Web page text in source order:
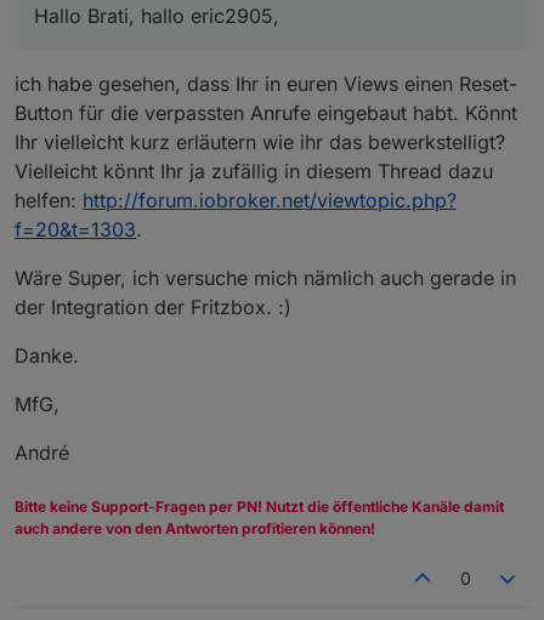
Hallo Brati, hallo eric2905,
ich habe gesehen, dass Ihr in euren Views einen Reset-
Button für die verpassten Anrufe eingebaut habt. Könnt
Ihr vielleicht kurz erläutern wie ihr das bewerkstelligt?
Vielleicht könnt Ihr ja zufällig in diesem Thread dazu
helfen: http://forum.iobroker.net/viewtopic.php?
f=20&t=1303.
Wäre Super, ich versuche mich nämlich auch gerade in
der Integration der Fritzbox. :)
Danke.
MfG,
André
Bitte keine Support-Fragen per PN! Nutzt die öffentliche Kanäle damit
auch andere von den Antworten profitieren können!
0